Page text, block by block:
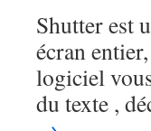
Shutter est
écran
logiciel
du texte ,